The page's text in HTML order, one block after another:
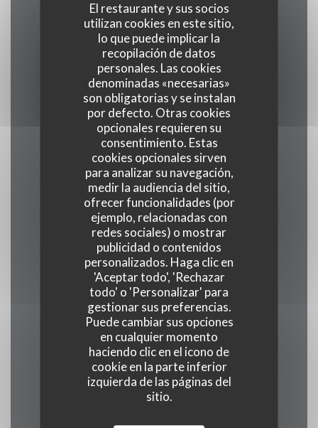
El restaurante y sus socios
utilizan cookies en este sitio,
lo que puede implicar la
recopilación de datos
personales. Las cookies
denominadas «necesarias»
son obligatorias y se instalan
por defecto. Otras cookies
opcionales requieren su
consentimiento. Estas
cookies opcionales sirven
para analizar su navegación,
medir la audiencia del sitio,
ofrecer funcionalidades (por
ejemplo, relacionadas con
redes sociales) o mostrar
publicidad o contenidos
personalizados. Haga clic en
'Aceptar todo', 'Rechazar
todo' o 'Personalizar' para
gestionar sus preferencias.
Puede cambiar sus opciones
en cualquier momento
haciendo clic en el icono de
cookie en la parte inferior
izquierda de las páginas del
sitio.
Cocina
tradicional, productos frescos, Producto regional
Tipo de negocio
Restaurante Gastronómico
Servicios
Veranda , WiFi, Climatización, Valet, Acceso a
Discapacitados
Métodos de pago
Union Pay, Efectivo, Visa, American Express
Horario de apertura